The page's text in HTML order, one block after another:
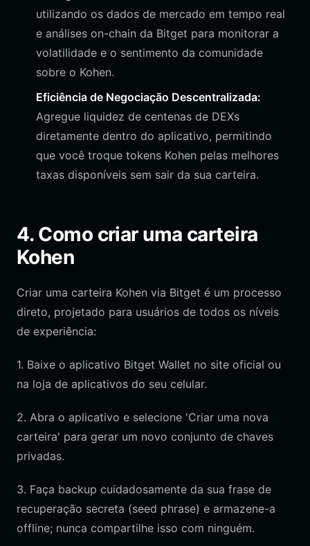
utilizando os dados de mercado em tempo real
e análises on-chain da Bitget para monitorar a
volatilidade e o sentimento da comunidade
sobre o Kohen.
Eficiência de Negociação Descentralizada:
Agregue liquidez de centenas de DEXs
diretamente dentro do aplicativo, permitindo
que você troque tokens Kohen pelas melhores
taxas disponíveis sem sair da sua carteira.
4. Como criar uma carteira
Kohen
Criar uma carteira Kohen via Bitget é um processo
direto, projetado para usuários de todos os níveis
de experiência:
1. Baixe o aplicativo Bitget Wallet no site oficial ou
na loja de aplicativos do seu celular.
2. Abra o aplicativo e selecione 'Criar uma nova
carteira' para gerar um novo conjunto de chaves
privadas.
3. Faça backup cuidadosamente da sua frase de
recuperação secreta (seed phrase) e armazene-a
offline; nunca compartilhe isso com ninguém.